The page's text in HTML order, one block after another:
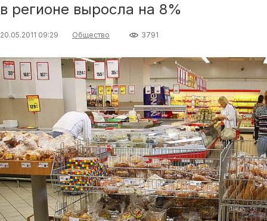
в регионе выросла на 8%
20.05.2011 09:29 Общество 3791